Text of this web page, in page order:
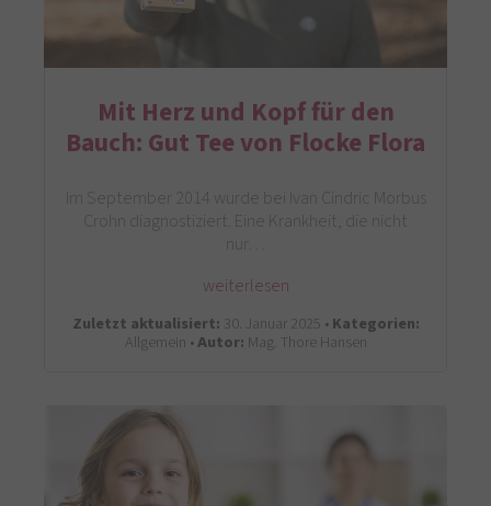
Mit Herz und Kopf für den
Bauch: Gut Tee von Flocke Flora
Im September 2014 wurde bei Ivan Cindric Morbus
Crohn diagnostiziert. Eine Krankheit, die nicht
weiterlesen
Zuletzt aktualisiert: 30. Januar 2025 •Kategorien:
Allgemein •Autor: Mag. Thore Hansen